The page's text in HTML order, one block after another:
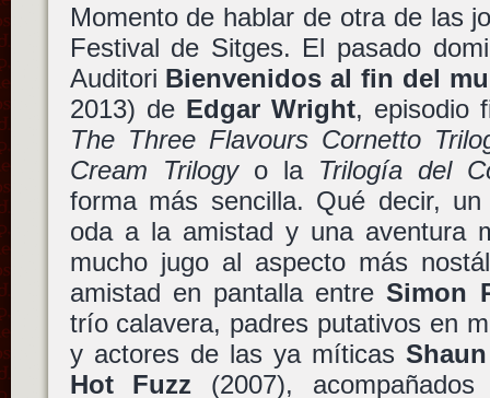
Momento de hablar de otra de las
Festival de Sitges. El pasado
Auditori Bienvenidos al fin del
2013) de Edgar Wright, episodio
The Three Flavours Cornetto
Cream Trilogyo la Trilogía del
forma más sencilla. Qué decir,
oda a la amistad y una aventura
mucho jugo al aspecto más
amistad en pantalla entreSimon
trío calavera, padres putativos en
y actores de las ya míticas
Hot Fuzz (2007),